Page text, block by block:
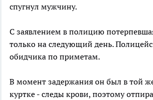
спугнул мужчину.
С заявлением в полицию
только на следующий день.
обидчика по приметам.
В момент задержания он был в той
куртке - следы крови, поэтому